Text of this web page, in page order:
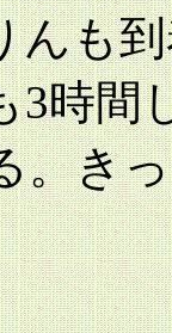
んも
3時間
。き